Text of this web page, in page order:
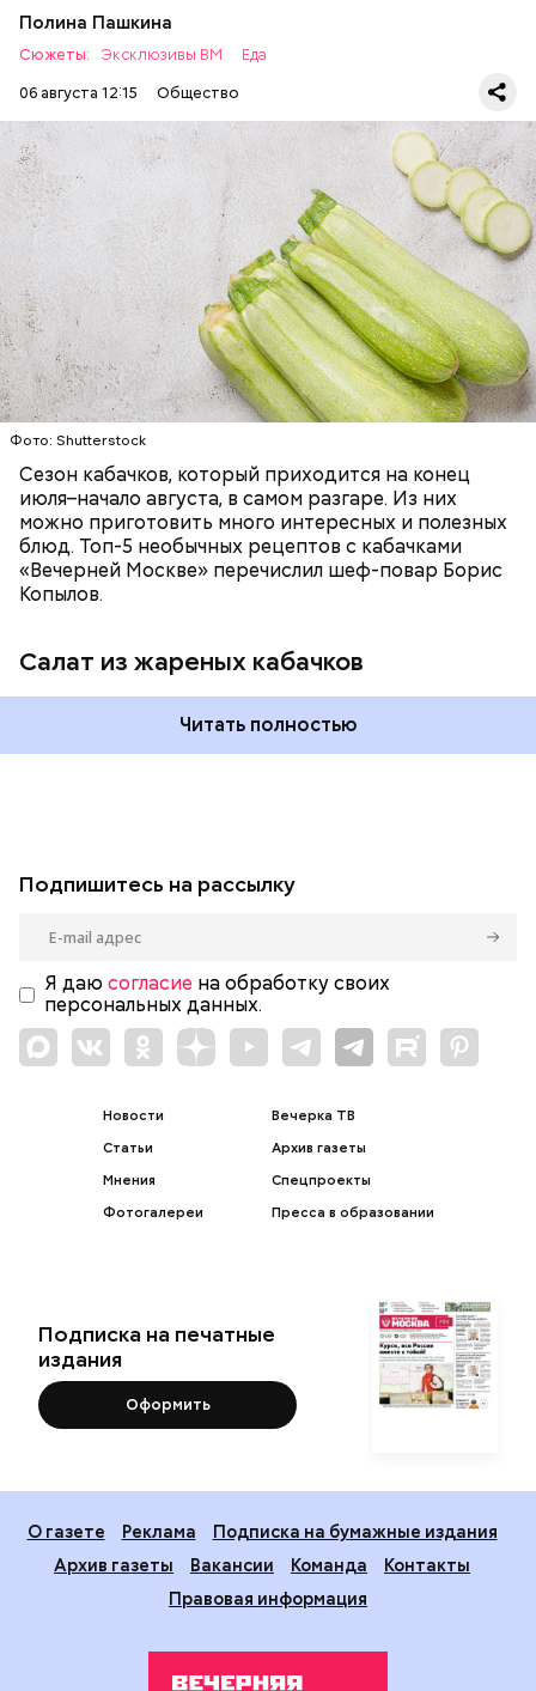
Полина Пашкина
Сюжеты: Эксклюзивы ВМ
Еда
06 августа 12:15
Общество
Фото: Shutterstock
Сезон кабачков, который приходится на конец
июля–начало августа, в самом разгаре. Из них
можно приготовить много интересных и полезных
блюд. Топ-5 необычных рецептов с кабачками
«Вечерней Москве» перечислил шеф-повар Борис
Копылов.
Салат из жареных кабачков
Ингредиенты:
Читать полностью
ЕДА ОВОЩИ РЕЦЕПТЫ
Подпишитесь на рассылку
Я даю согласие на обработку своих
персональных данных.
Новости
Статьи
Мнения
Фотогалереи
Вечерка ТВ
Архив газеты
Спецпроекты
Пресса в образовании
Подписка на печатные
издания
Оформить
О газете Реклама
Подписка на бумажные издания
Архив газеты
Вакансии Команда
Контакты
Правовая информация